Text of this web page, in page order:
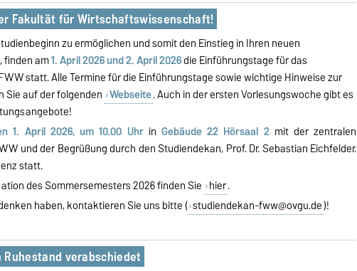
Fakultät für Wirtschaftswissenschaft!
zu ermöglichen und somit den Einstieg in Ihren neuen
finden am1. April 2026 und 2. April 2026die Einführungstage für das
statt. Alle Termine für die Einführungstage sowie wichtige Hinweise zur
Sie auf der folgenden Webseite. Auch in der ersten Vorlesungswoche gibt es
1. April 2026, um 10.00 Uhrin Gebäude 22 Hörsaal 2mit der zentralen
und der Begrüßung durch den Studiendekan, Prof. Dr. Sebastian Eichfelder.
statt.
des Sommersemesters 2026 finden Sie hier.
haben, kontaktieren Sie uns bitte ( studiendekan-fww@ovgu.de)!
verabschiedet